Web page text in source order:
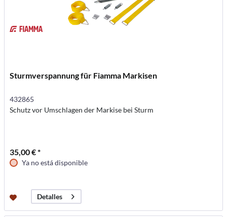
Sturmverspannung für Fiamma Markisen
432865
Schutz vor Umschlagen der Markise bei Sturm
35,00 € *
Ya no está disponible
Detalles